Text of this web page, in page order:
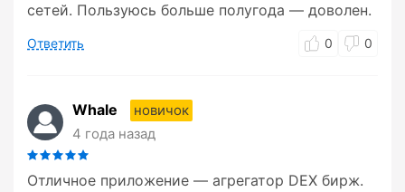
сетей. Пользуюсь больше полугода — доволен.
Ответить 0 0
Whale
новичок
4 года назад
Отличное приложение — агрегатор DEX бирж.